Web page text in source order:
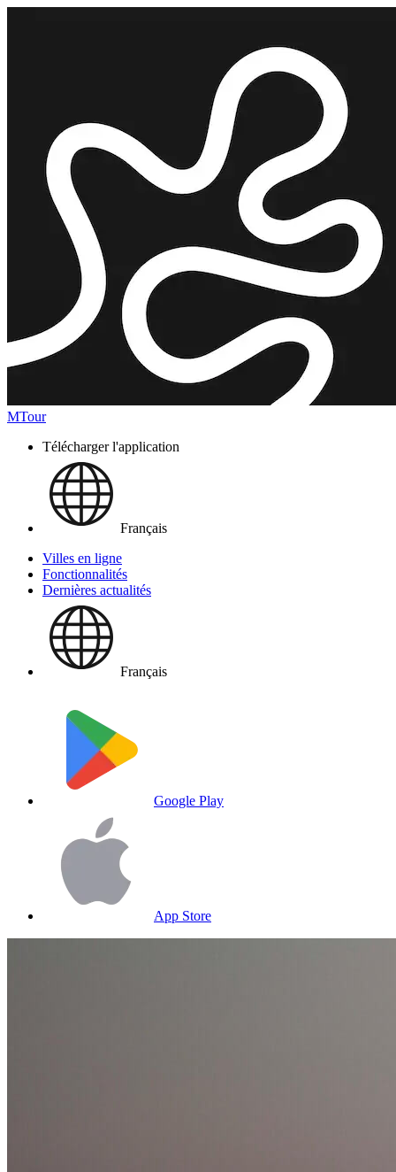
MTour
Télécharger l'application
Français
Villes en ligne
Fonctionnalités
Dernières actualités
Français
Google Play
App Store